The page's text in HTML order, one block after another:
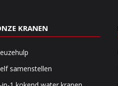
KRANEN
samenstellen